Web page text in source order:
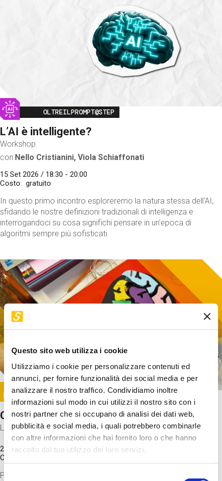
Questo sito web utilizza i cookie
Utilizziamo i cookie per personalizzare contenuti ed
annunci, per fornire funzionalità dei social media e per
analizzare il nostro traffico. Condividiamo inoltre
informazioni sul modo in cui utilizzi il nostro sito con i
nostri partner che si occupano di analisi dei dati web,
pubblicità e social media, i quali potrebbero combinarle
con altre informazioni che hai fornito loro o che hanno
raccolto dal tuo utilizzo dei loro servizi.
Selezione
Image
OLTREILPROMPT@STEP
L’AI è intelligente?
Workshop
con Nello Cristianini, Viola Schiaffonati
15 Set 2026 / 18:30 - 20:00
Costo
gratuito
In questo primo incontro esploreremo la natura stessa dell'AI,
sfidando le nostre definizioni tradizionali di intelligenza e
interrogandoci su cosa significhi pensare in un'epoca di
algoritmi sempre più sofisticati.
Image
SUNDAY@STEP
Come funziona il cervello?
Laboratorio
20 Set 2026 / 11:15 - 13:00
Costo
Proveremo a costruire un cervello in cartoncino cercando di